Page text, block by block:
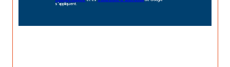
s'appliquent.